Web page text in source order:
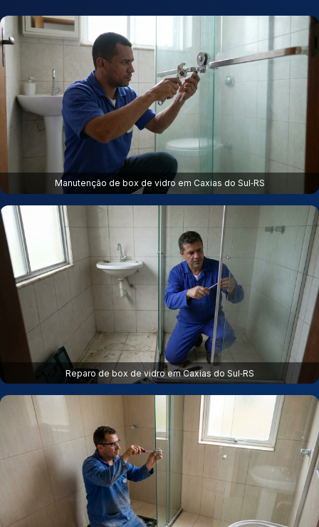
Manutenção de box de vidro em Caxias do Sul‑RS
Reparo de box de vidro em Caxias do Sul‑RS